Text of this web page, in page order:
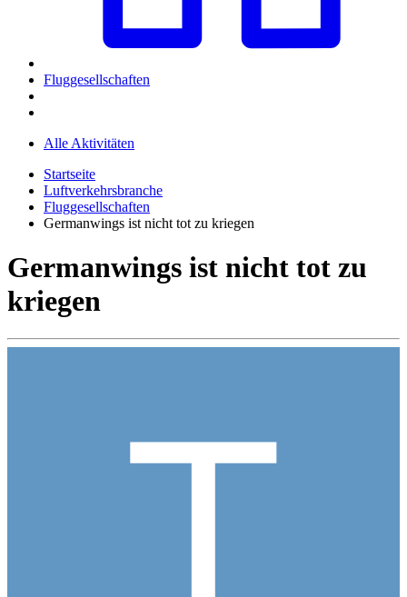
Fluggesellschaften
Alle Aktivitäten
Startseite
Luftverkehrsbranche
Fluggesellschaften
Germanwings ist nicht tot zu kriegen
Germanwings ist nicht tot zu
kriegen